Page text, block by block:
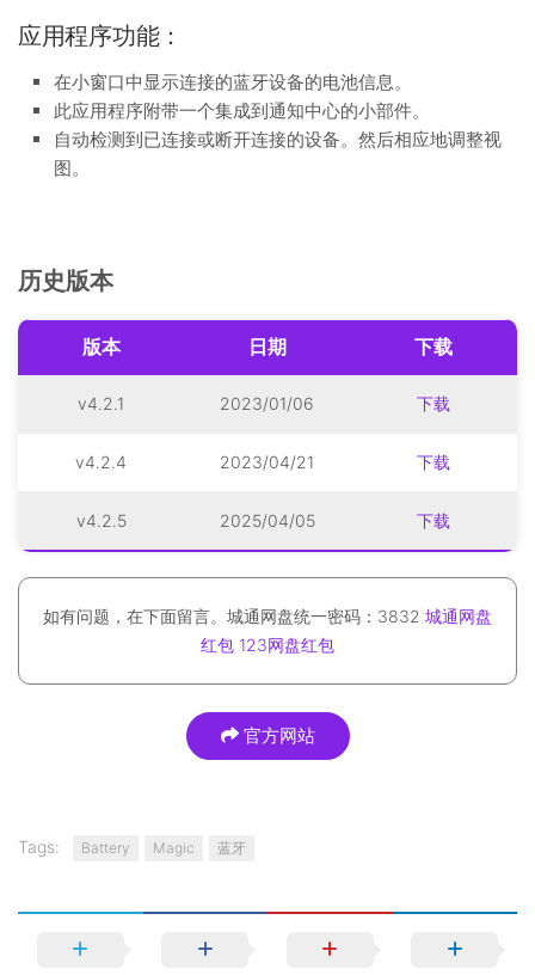
应用程序功能：
在小窗口中显示连接的蓝牙设备的电池信息。
此应用程序附带一个集成到通知中心的小部件。
自动检测到已连接或断开连接的设备。然后相应地调整视
图。
历史版本
版本 日期 下载
v4.2.1 2023/01/06 下载
v4.2.4 2023/04/21 下载
v4.2.5 2025/04/05 下载
如有问题，在下面留言。城通网盘统一密码：3832 城通网盘
红包 123网盘红包
官方网站
Tags: Battery Magic 蓝牙